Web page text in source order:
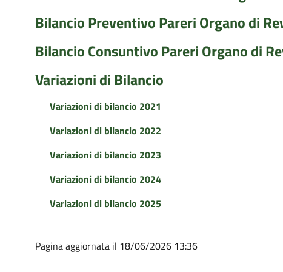
Bilancio Preventivo Pareri Organo di
Bilancio Consuntivo Pareri Organo di
Variazioni di Bilancio
Variazioni di bilancio 2021
Variazioni di bilancio 2022
Variazioni di bilancio 2023
Variazioni di bilancio 2024
Variazioni di bilancio 2025
Pagina aggiornata il 18/06/2026 13:36